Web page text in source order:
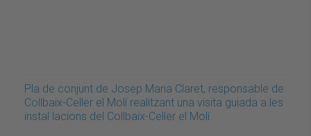
Pla de conjunt de Josep Maria Claret, responsable de
Collbaix-Celler el Molí realitzant una visita guiada a les
instal·lacions del Collbaix-Celler el Molí.